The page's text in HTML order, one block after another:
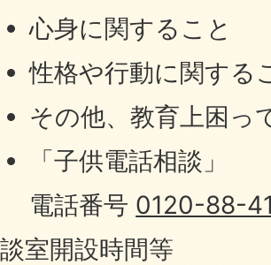
心身に関すること
性格や行動に関する
その他、教育上困っ
「子供電話相談」
電話番号 0120-88-
室開設時間等